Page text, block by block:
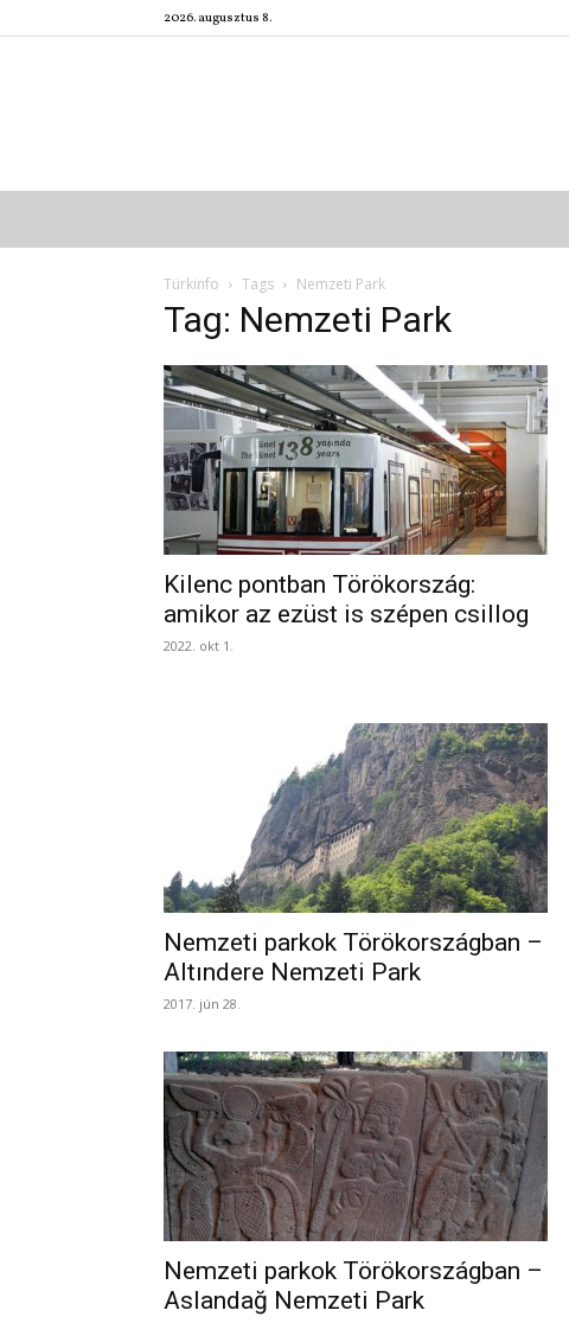
2026. augusztus 8.
Türkinfo Tags Nemzeti Park
Tag: Nemzeti Park
Kilenc pontban Törökország:
amikor az ezüst is szépen csillog
2022. okt 1.
Nemzeti parkok Törökországban –
Altındere Nemzeti Park
2017. jún 28.
Nemzeti parkok Törökországban –
Aslandağ Nemzeti Park